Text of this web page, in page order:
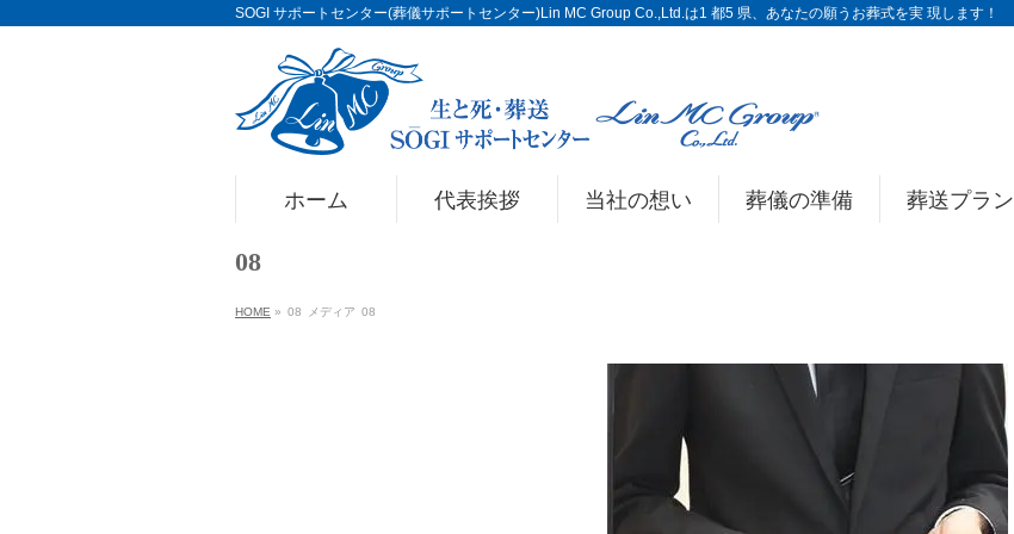
SOGI サポートセンター(葬儀サポートセンター)Lin MC Group Co.,Ltd.は1 都5 県、あなたの願うお葬式を実 現します！
ホーム 代表挨拶 当社の想い 葬儀の準備 葬送プラン
08
HOME » 08 メディア 08